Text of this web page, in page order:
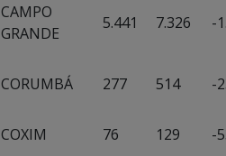
CAMPO
GRANDE
5.441 7.326 -
CORUMBÁ 277 514 -
COXIM 76 129 -